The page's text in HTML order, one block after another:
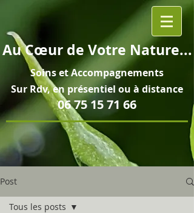
AuCœurde Votre Nature...
Soins etAccompagnements
Sur Rdv, en présentiel ou à distance
06 75 15 71 66
Post
Tous les posts